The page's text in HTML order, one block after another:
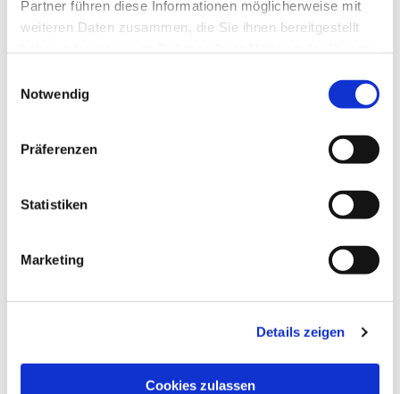
Partner führen diese Informationen möglicherweise mit
weiteren Daten zusammen, die Sie ihnen bereitgestellt
Notwendig
Präferenzen
Statistiken
Marketing
Details zeigen
Cookies zulassen
Kontakt...